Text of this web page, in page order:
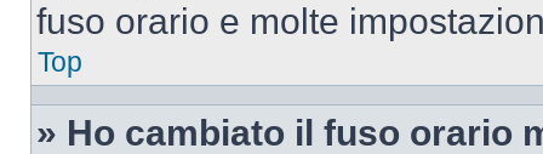
fuso orario e molte
Top
» Ho cambiato il fuso orario